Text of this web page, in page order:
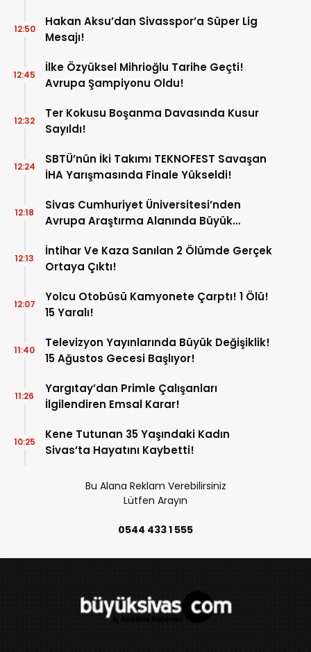
Hakan Aksu’dan Sivasspor’a Süper Lig
Mesajı!
12:50
İlke Özyüksel Mihrioğlu Tarihe Geçti!
Avrupa Şampiyonu Oldu!
12:45
Ter Kokusu Boşanma Davasında Kusur
Sayıldı!
12:32
SBTÜ’nün İki Takımı TEKNOFEST Savaşan
İHA Yarışmasında Finale Yükseldi!
12:24
Sivas Cumhuriyet Üniversitesi’nden
Avrupa Araştırma Alanında Büyük
12:18
İntihar Ve Kaza Sanılan 2 Ölümde Gerçek
Ortaya Çıktı!
12:13
Yolcu Otobüsü Kamyonete Çarptı! 1 Ölü!
15 Yaralı!
12:07
Televizyon Yayınlarında Büyük Değişiklik!
15 Ağustos Gecesi Başlıyor!
11:40
Yargıtay’dan Primle Çalışanları
İlgilendiren Emsal Karar!
11:26
Kene Tutunan 35 Yaşındaki Kadın
Sivas’ta Hayatını Kaybetti!
10:25
Bu Alana Reklam Verebilirsiniz
Lütfen Arayın
0544 433 1 555